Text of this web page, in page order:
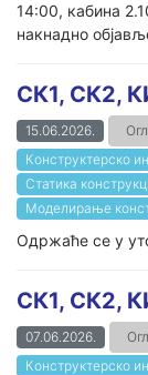
14:00, кабина
накнадно
СК1, СК2,
15.06.2026.
Конструктерско
Статика
Моделирање
Одржаће се у
СК1, СК2,
07.06.2026.
Конструктерско